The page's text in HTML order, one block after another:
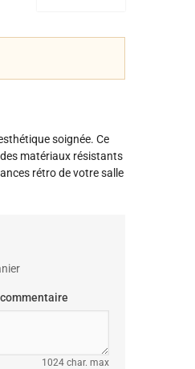
soignée. Ce
matériaux résistants
rétro de votre salle
1024 char. max